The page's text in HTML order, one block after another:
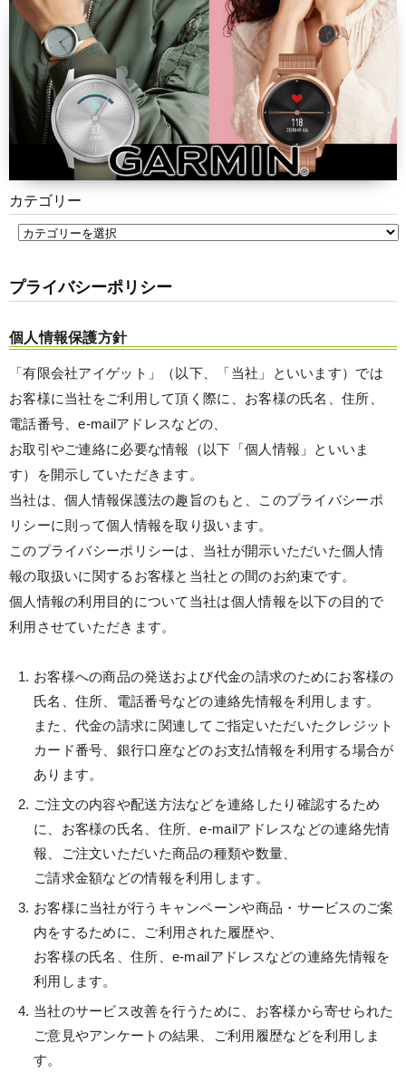
カテゴリー
プライバシーポリシー
個人情報保護方針
「有限会社アイゲット」（以下、「当社」といいます）では
お客様に当社をご利用して頂く際に、お客様の氏名、住所、
電話番号、e-mailアドレスなどの、
お取引やご連絡に必要な情報（以下「個人情報」といいま
す）を開示していただきます。
当社は、個人情報保護法の趣旨のもと、このプライバシーポ
リシーに則って個人情報を取り扱います。
このプライバシーポリシーは、当社が開示いただいた個人情
報の取扱いに関するお客様と当社との間のお約束です。
個人情報の利用目的について当社は個人情報を以下の目的で
利用させていただきます。
お客様への商品の発送および代金の請求のためにお客様の
氏名、住所、電話番号などの連絡先情報を利用します。
また、代金の請求に関連してご指定いただいたクレジット
カード番号、銀行口座などのお支払情報を利用する場合が
あります。
ご注文の内容や配送方法などを連絡したり確認するため
に、お客様の氏名、住所、e-mailアドレスなどの連絡先情
報、ご注文いただいた商品の種類や数量、
ご請求金額などの情報を利用します。
お客様に当社が行うキャンペーンや商品・サービスのご案
内をするために、ご利用された履歴や、
お客様の氏名、住所、e-mailアドレスなどの連絡先情報を
利用します。
当社のサービス改善を行うために、お客様から寄せられた
ご意見やアンケートの結果、ご利用履歴などを利用しま
す。